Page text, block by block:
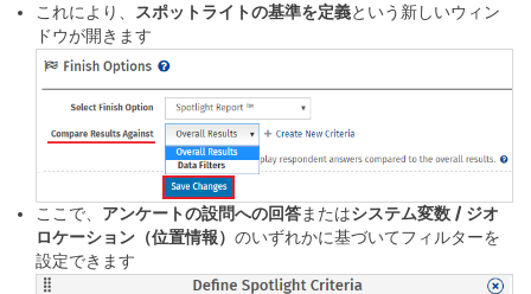
これにより、 スポットライトの基準を定義という新しいウィン
ドウが開きます
ここで、 アンケートの設問への回答またはシステム変数 / ジオ
ロケーション（位置情報） のいずれかに基づいてフィルターを
設定できます